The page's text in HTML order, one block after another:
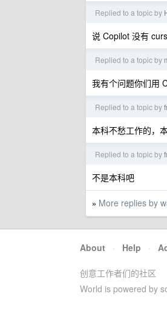
Replied to a topic by
说 Copilot 没有
Replied to a topic by
我有个问题你们用
Replied to a topic by
本科不愁工作的，
Replied to a topic by
不是本科吧
» More replies by
About · Help ·
创意工作者们的社区
World is powered by